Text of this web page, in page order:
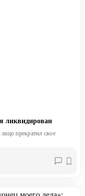
ликвидирован
прекратил свое